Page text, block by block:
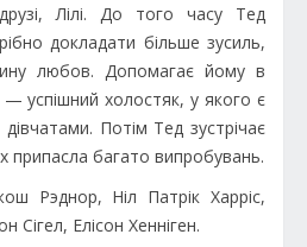
Лілі. До того часу Тед
докладати більше зусиль,
любов. Допомагає йому в
успішний холостяк, у якого є
Потім Тед зустрічає
припасла багато випробувань.
Рэднор, Ніл Патрік Харріс,
Елісон Хенніген.